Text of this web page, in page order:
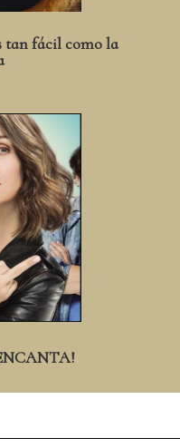
tan fácil como la